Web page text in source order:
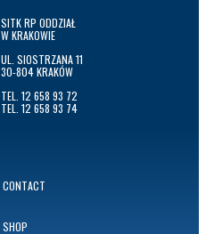
SITK RP ODDZIAŁ
W KRAKOWIE
UL. SIOSTRZANA 11
30-804 KRAKÓW
TEL. 12 658 93 72
TEL. 12 658 93 74
CONTACT
SHOP